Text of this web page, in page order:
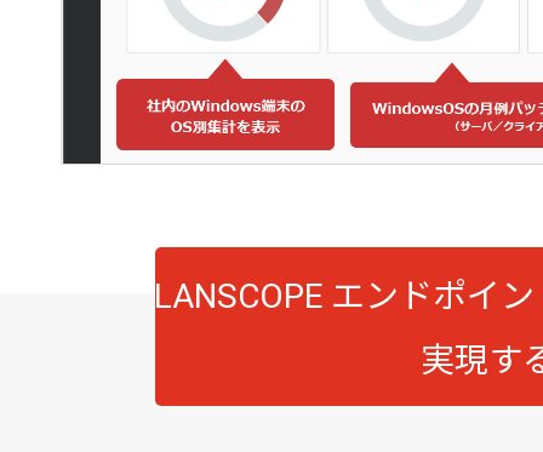
LANSCOPE エンドポイ
実現す